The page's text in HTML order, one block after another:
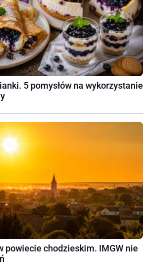
5 pomysłów na wykorzystanie
powiecie chodzieskim. IMGW nie